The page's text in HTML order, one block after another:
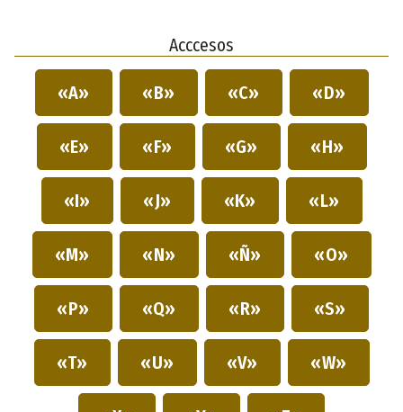
Acccesos
«A» «B» «C» «D»
«E» «F» «G» «H»
«I» «J» «K» «L»
«M» «N» «Ñ» «O»
«P» «Q» «R» «S»
«T» «U» «V» «W»